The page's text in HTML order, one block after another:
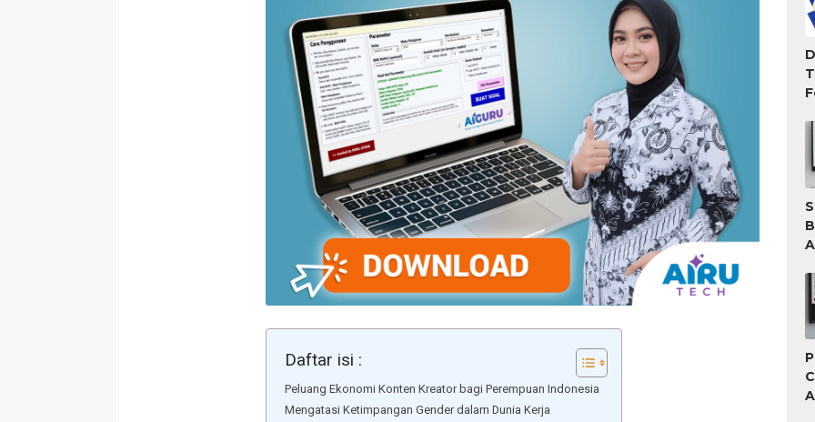
Daftar isi :
Peluang Ekonomi Konten Kreator bagi Perempuan Indonesia
Mengatasi Ketimpangan Gender dalam Dunia Kerja